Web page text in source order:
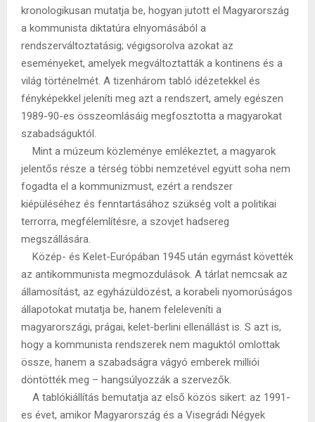
kronologikusan mutatja be, hogyan jutott el Magyarország
a kommunista diktatúra elnyomásából a
rendszerváltoztatásig; végigsorolva azokat az
eseményeket, amelyek megváltoztatták a kontinens és a
világ történelmét. A tizenhárom tabló idézetekkel és
fényképekkel jeleníti meg azt a rendszert, amely egészen
1989-90-es összeomlásáig megfosztotta a magyarokat
szabadságuktól.
Mint a múzeum közleménye emlékeztet, a magyarok
jelentős része a térség többi nemzetével együtt soha nem
fogadta el a kommunizmust, ezért a rendszer
kiépüléséhez és fenntartásához szükség volt a politikai
terrorra, megfélemlítésre, a szovjet hadsereg
megszállására.
Közép- és Kelet-Európában 1945 után egymást követték
az antikommunista megmozdulások. A tárlat nemcsak az
államosítást, az egyházüldözést, a korabeli nyomorúságos
állapotokat mutatja be, hanem feleleveníti a
magyarországi, prágai, kelet-berlini ellenállást is. S azt is,
hogy a kommunista rendszerek nem maguktól omlottak
össze, hanem a szabadságra vágyó emberek milliói
döntötték meg – hangsúlyozzák a szervezők.
A tablókiállítás bemutatja az első közös sikert: az 1991-
es évet, amikor Magyarország és a Visegrádi Négyek